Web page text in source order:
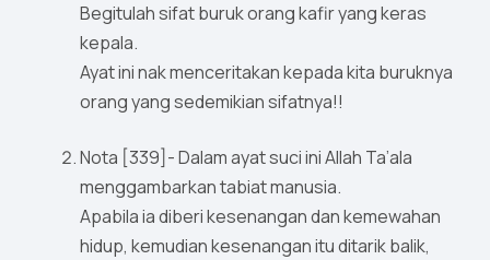
Begitulah sifat buruk orang kafir yang keras
kepala.
Ayat ini nak menceritakan kepada kita buruknya
orang yang sedemikian sifatnya!!
Nota [339]- Dalam ayat suci ini Allah Ta’ala
menggambarkan tabiat manusia.
Apabila ia diberi kesenangan dan kemewahan
hidup, kemudian kesenangan itu ditarik balik,